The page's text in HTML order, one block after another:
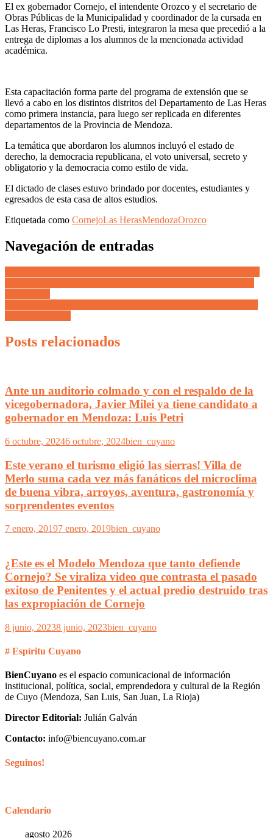
El ex gobernador Cornejo, el intendente Orozco y el secretario de
Obras Públicas de la Municipalidad y coordinador de la cursada en
Las Heras, Francisco Lo Presti, integraron la mesa que precedió a la
entrega de diplomas a los alumnos de la mencionada actividad
académica.
Esta capacitación forma parte del programa de extensión que se
llevó a cabo en los distintos distritos del Departamento de Las Heras
como primera instancia, para luego ser replicada en diferentes
departamentos de la Provincia de Mendoza.
La temática que abordaron los alumnos incluyó el estado de
derecho, la democracia republicana, el voto universal, secreto y
obligatorio y la democracia como estilo de vida.
El dictado de clases estuvo brindado por docentes, estudiantes y
egresados de esta casa de altos estudios.
Etiquetada como CornejoLas HerasMendozaOrozco
Navegación de entradas
Posts relacionados
Ante un auditorio colmado y con el respaldo de la
vicegobernadora, Javier Milei ya tiene candidato a
gobernador en Mendoza: Luis Petri
6 octubre, 20246 octubre, 2024bien_cuyano
Este verano el turismo eligió las sierras! Villa de
Merlo suma cada vez más fanáticos del microclima
de buena vibra, arroyos, aventura, gastronomía y
sorprendentes eventos
7 enero, 20197 enero, 2019bien_cuyano
¿Este es el Modelo Mendoza que tanto defiende
Cornejo? Se viraliza video que contrasta el pasado
exitoso de Penitentes y el actual predio destruido tras
las expropiación de Cornejo
8 junio, 20238 junio, 2023bien_cuyano
# Espíritu Cuyano
BienCuyano es el espacio comunicacional de información
institucional, política, social, emprendedora y cultural de la Región
de Cuyo (Mendoza, San Luis, San Juan, La Rioja)
Director Editorial: Julián Galván
Contacto: info@biencuyano.com.ar
Seguinos!
Calendario
agosto 2026